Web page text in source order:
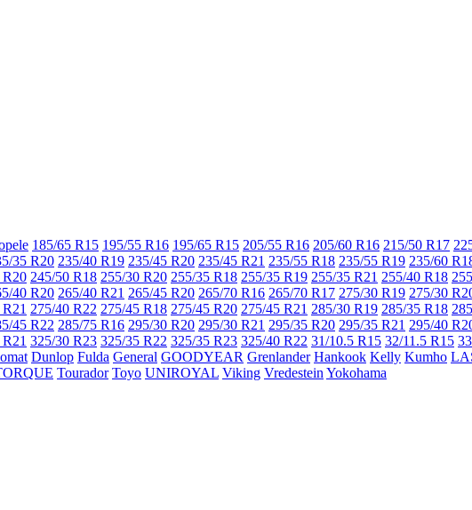
185/65 R15 195/55 R16 195/65 R15 205/55 R16 205/60 R16 215/50 R17
35 R20 235/40 R19 235/45 R20 235/45 R21 235/55 R18 235/55 R19 235/60
R20 245/50 R18 255/30 R20 255/35 R18 255/35 R19 255/35 R21 255/40 R18
40 R20 265/40 R21 265/45 R20 265/70 R16 265/70 R17 275/30 R19 275/30
275/40 R22 275/45 R18 275/45 R20 275/45 R21 285/30 R19 285/35 R18
45 R22 285/75 R16 295/30 R20 295/30 R21 295/35 R20 295/35 R21 295/40
325/30 R23 325/35 R22 325/35 R23 325/40 R22 31/10.5 R15 32/11.5 R15
Dunlop Fulda General GOODYEAR Grenlander Hankook Kelly Kumho
Tourador Toyo UNIROYAL Viking Vredestein Yokohama